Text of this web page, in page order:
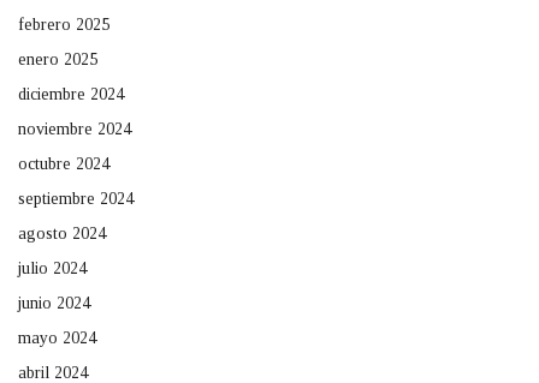
febrero 2025
enero 2025
diciembre 2024
noviembre 2024
octubre 2024
septiembre 2024
agosto 2024
julio 2024
junio 2024
mayo 2024
abril 2024